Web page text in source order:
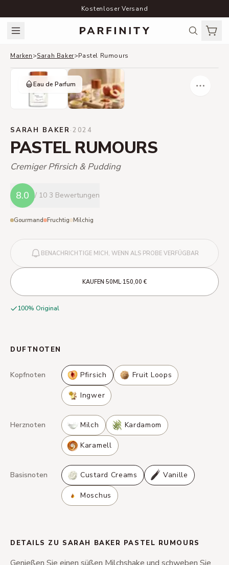
Kostenloser Versand
Marken>Sarah Baker>Pastel Rumours
Eau de Parfum
SARAH BAKER·2024
PASTEL RUMOURS
Cremiger Pfirsich & Pudding
8.0 / 10 3 Bewertungen
Gourmand Fruchtig Milchig
BENACHRICHTIGE MICH, WENN ALS PROBE VERFÜGBAR
KAUFEN·50ML·150,00 €
100% Original
DUFTNOTEN
Kopfnoten Pfirsich Fruit Loops
Ingwer
Herznoten Milch Kardamom
Karamell
Basisnoten Custard Creams Vanille
Moschus
DETAILS ZU SARAH BAKER PASTEL RUMOURS